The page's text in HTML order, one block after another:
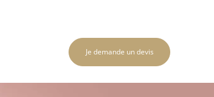
Je demande un devis